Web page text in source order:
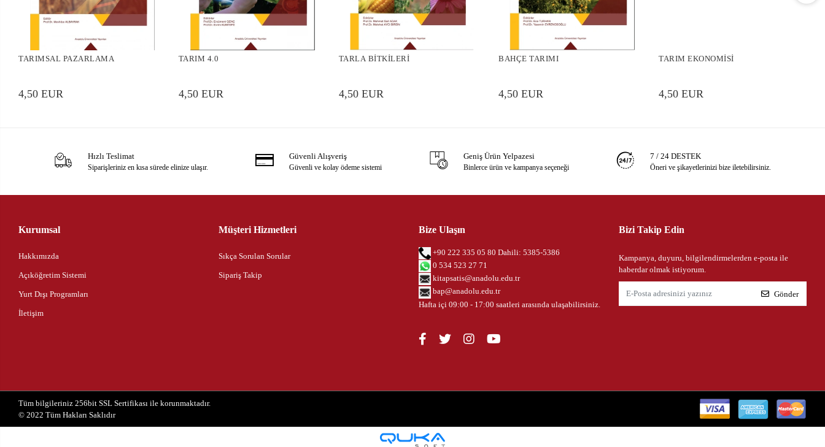
TARIMSAL PAZARLAMA
4,50 EUR
TARIM 4.0
4,50 EUR
TARLA BİTKİLERİ
4,50 EUR
BAHÇE TARIMI
4,50 EUR
TARIM EKONOMİSİ
4,50 EUR
Hızlı Teslimat
Siparişleriniz en kısa sürede elinize ulaşır.
Güvenli Alışveriş
Güvenli ve kolay ödeme sistemi
Geniş Ürün Yelpazesi
Binlerce ürün ve kampanya seçeneği
7 / 24 DESTEK
Öneri ve şikayetlerinizi bize iletebilirsiniz.
Kurumsal
Hakkımızda
Açıköğretim Sistemi
Yurt Dışı Programları
İletişim
Müşteri Hizmetleri
Sıkça Sorulan Sorular
Sipariş Takip
Bize Ulaşın
+90 222 335 05 80 Dahili: 5385-5386
0 534 523 27 71
kitapsatis@anadolu.edu.tr
bap@anadolu.edu.tr
Hafta içi 09:00 - 17:00 saatleri arasında ulaşabilirsiniz.
Bizi Takip Edin
Kampanya, duyuru, bilgilendirmelerden e-posta ile
haberdar olmak istiyorum.
Gönder
Tüm bilgileriniz 256bit SSL Sertifikası ile korunmaktadır.
© 2022Tüm Hakları Saklıdır